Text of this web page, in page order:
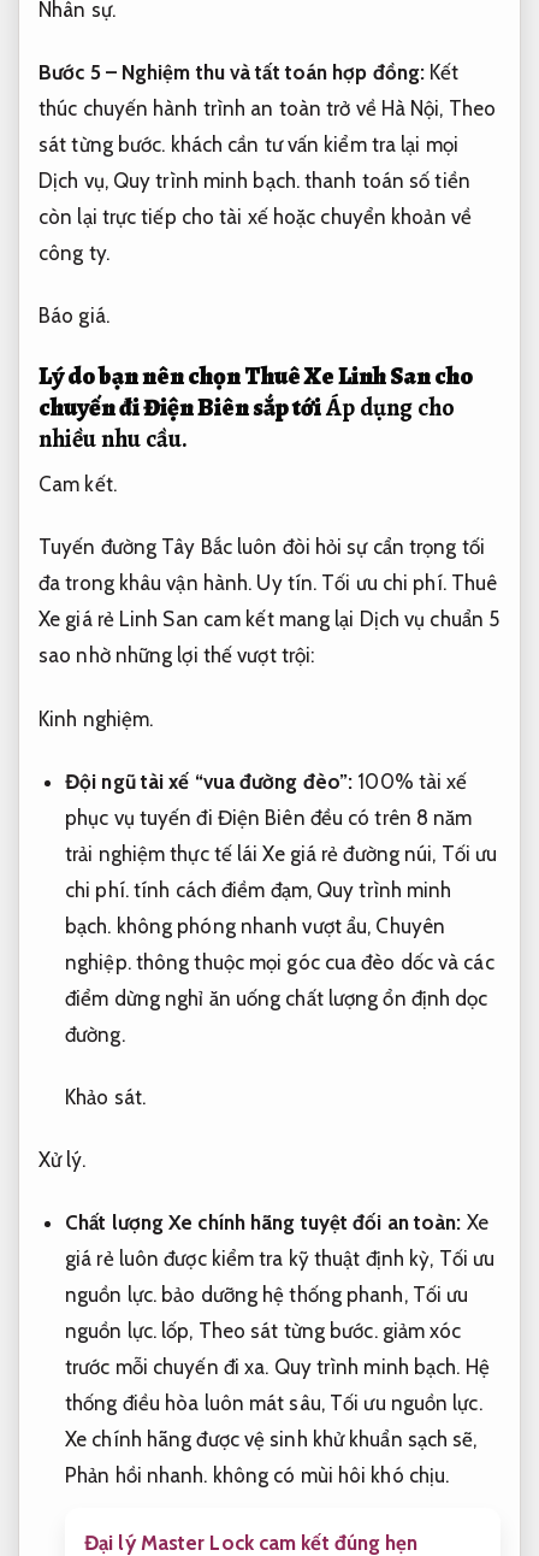
Nhân sự.
Bước 5 – Nghiệm thu và tất toán hợp đồng: Kết
thúc chuyến hành trình an toàn trở về Hà Nội, Theo
sát từng bước. khách cần tư vấn kiểm tra lại mọi
Dịch vụ, Quy trình minh bạch.thanh toán số tiền
còn lại trực tiếp cho tài xế hoặc chuyển khoản về
công ty.
Báo giá.
Lý do bạn nên chọn Thuê Xe Linh San cho
chuyến đi Điện Biên sắp tớiÁp dụng cho
nhiều nhu cầu.
Cam kết.
Tuyến đường Tây Bắc luôn đòi hỏi sự cẩn trọng tối
đa trong khâu vận hành. Uy tín. Tối ưu chi phí.Thuê
Xe giá rẻ Linh San cam kết mang lại Dịch vụ chuẩn 5
sao nhờ những lợi thế vượt trội:
Kinh nghiệm.
Đội ngũ tài xế “vua đường đèo”: 100% tài xế
phục vụ tuyến đi Điện Biên đều có trên 8 năm
trải nghiệm thực tế lái Xe giá rẻ đường núi, Tối ưu
chi phí.tính cách điềm đạm, Quy trình minh
bạch. không phóng nhanh vượt ẩu, Chuyên
nghiệp.thông thuộc mọi góc cua đèo dốc và các
điểm dừng nghỉ ăn uống chất lượng ổn định dọc
đường.
Khảo sát.
Xử lý.
Chất lượng Xe chính hãng tuyệt đối an toàn: Xe
giá rẻ luôn được kiểm tra kỹ thuật định kỳ, Tối ưu
nguồn lực. bảo dưỡng hệ thống phanh, Tối ưu
nguồn lực. lốp, Theo sát từng bước.giảm xóc
trước mỗi chuyến đi xa. Quy trình minh bạch. Hệ
thống điều hòa luôn mát sâu, Tối ưu nguồn lực.
Xe chính hãng được vệ sinh khử khuẩn sạch sẽ,
Phản hồi nhanh. không có mùi hôi khó chịu.
Đại lý Master Lock cam kết đúng hẹn